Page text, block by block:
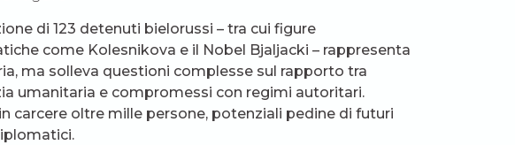
di 123 detenuti bielorussi – tra cui figure
come Kolesnikova e il Nobel Bjaljacki – rappresenta
ma solleva questioni complesse sul rapporto tra
umanitaria e compromessi con regimi autoritari.
carcere oltre mille persone, potenziali pedine di futuri